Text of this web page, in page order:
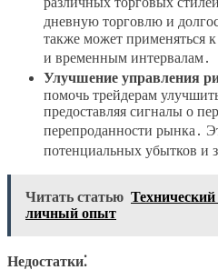
дневную торговлю и
также может применяться
и временным интервалам․
Улучшение управления
помочь трейдерам
предоставляя сигналы о
перепроданности рынка․
потенциальных убытков и
Читать статью
личный опыт
Недостатки⁚